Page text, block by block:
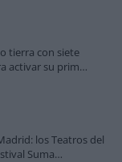
tierra con siete
activar su prim…
los Teatros del
Suma…